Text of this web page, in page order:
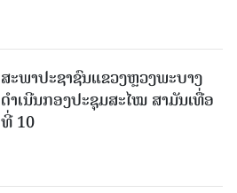
ສະພາປະຊາຊົນແຂວງຫຼວງພະບາງ
ດຳເນີນກອງປະຊຸມສະໄໝ ສາມັນເທື່ອ
ທີ່ 10